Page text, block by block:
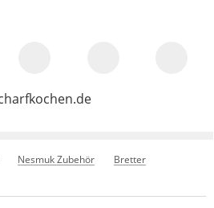
Nesmuk Zubehör
Bretter